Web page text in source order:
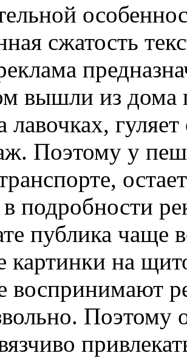
сжатость
вышли из дома
лавочках,
Поэтому у
в подробности
публика чаще
картинки на
воспринимают
Поэтому